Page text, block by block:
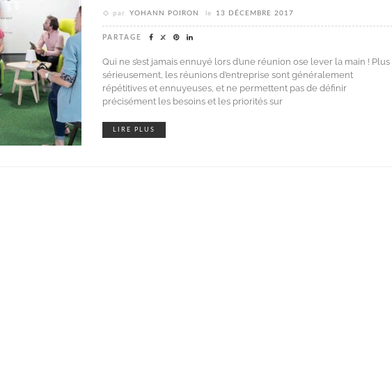
par YOHANN POIRON le 13 DÉCEMBRE 2017
PARTAGE
Qui ne s’est jamais ennuyé lors d’une réunion ose lever la main ! Plus
sérieusement, les réunions d’entreprise sont généralement
répétitives et ennuyeuses, et ne permettent pas de définir
précisément les besoins et les priorités sur
LIRE PLUS